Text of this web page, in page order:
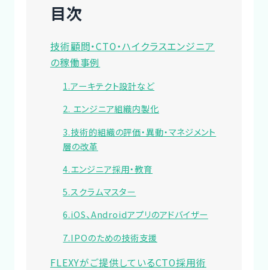
目次
技術顧問・CTO・ハイクラスエンジニア
の稼働事例
1.アーキテクト設計など
2. エンジニア組織内製化
3.技術的組織の評価・異動・マネジメント
層の改革
4.エンジニア採用・教育
5.スクラムマスター
6.iOS、Androidアプリのアドバイザー
7.IPOのための技術支援
FLEXYがご提供しているCTO採用術